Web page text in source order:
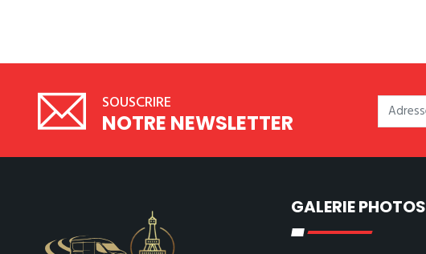
SOUSCRIRE
NOTRE NEWSLETTER
GALERIE PHOTOS